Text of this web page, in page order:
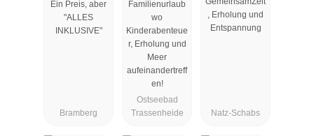
Wolkenstein
bär
Ein Preis, aber
"ALLES
INKLUSIVE"
Bramberg
Seeklause
Familienurlaub
wo
Kinderabenteue
r, Erholung und
Meer
aufeinandertreff
en!
Ostseebad
Trassenheide
Resort
, Erholung und
Entspannung
Natz-Schabs